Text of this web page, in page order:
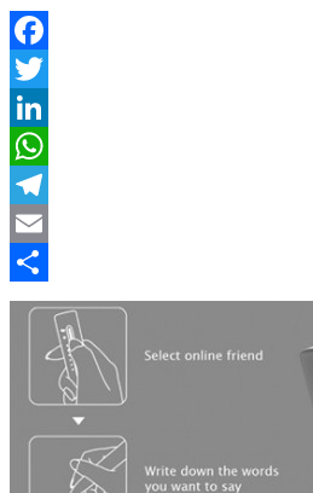
Facebook
Twitter
LinkedIn
WhatsApp
Telegram
Email
Compartir